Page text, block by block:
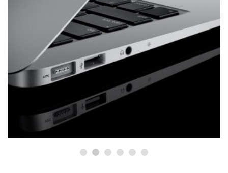
Ремонт MacBook